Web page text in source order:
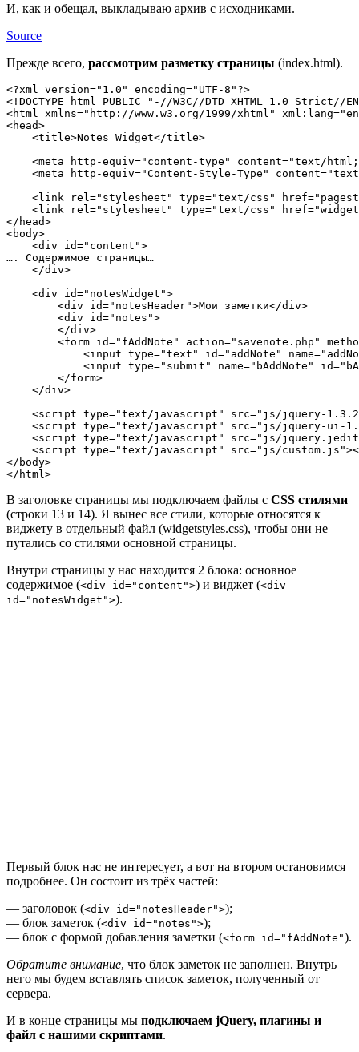
И, как и обещал, выкладываю архив с исходниками.
Source
Прежде всего, рассмотрим разметку страницы (index.html).
<?xml version="1.0" encoding="UTF-8"?>
<!DOCTYPE html PUBLIC "-//W3C//DTD XHTML 1.0
<html xmlns="http://www.w3.org/1999/xhtml"
<head>
    <title>Notes Widget</title>
<meta http-equiv="content-type" content="text/
<meta http-equiv="Content-Style-Type"
<link rel="stylesheet" type="text/css"
<link rel="stylesheet" type="text/css"
</head>
<body>
    <div id="content">
…. Содержимое страницы…
    </div>
    <div id="notesWidget">
        <div id="notesHeader">Мои заметки</div>
        <div id="notes">
        </div>
<form id="fAddNote" action="savenote.php"
<input type="text" id="addNote"
<input type="submit" name="bAddNote"
        </form>
    </div>
<script type="text/javascript" src="js/jquery-
<script type="text/javascript" src="js/jquery-ui-
<script type="text/javascript" src="js/
<script type="text/javascript" src="js/
</body>
</html>
В заголовке страницы мы подключаем файлы с CSS стилями
(строки 13 и 14). Я вынес все стили, которые относятся к
виджету в отдельный файл (widgetstyles.css), чтобы они не
путались со стилями основной страницы.
Внутри страницы у нас находится 2 блока: основное
содержимое (<div id="content">) и виджет (<div
id="notesWidget">).
Первый блок нас не интересует, а вот на втором остановимся
подробнее. Он состоит из трёх частей:
— заголовок (<div id="notesHeader">);
— блок заметок (<div id="notes">);
— блок с формой добавления заметки (<form id="fAddNote").
Обратите внимание, что блок заметок не заполнен. Внутрь
него мы будем вставлять список заметок, полученный от
сервера.
И в конце страницы мы подключаем jQuery, плагины и
файл с нашими скриптами.